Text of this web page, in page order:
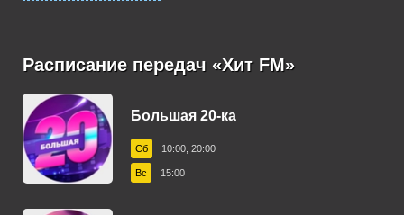
Хит FM
Стопудовый
Русский
Балашов 104.8 FM
Белореченск 101.0 FM
Благодарный 103.4 FM
Бугульма 99.4 FM
Расписание передач «Хит FM»
Большая 20-ка
Сб 10:00, 20:00
Вс 15:00